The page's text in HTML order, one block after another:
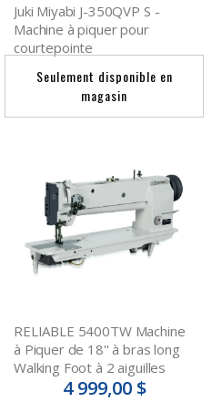
Juki Miyabi J-350QVP S -
Machine à piquer pour
courtepointe
Seulement disponible en
magasin
RELIABLE 5400TW Machine
à Piquer de 18'' à bras long
Walking Foot à 2 aiguilles
4 999,00 $